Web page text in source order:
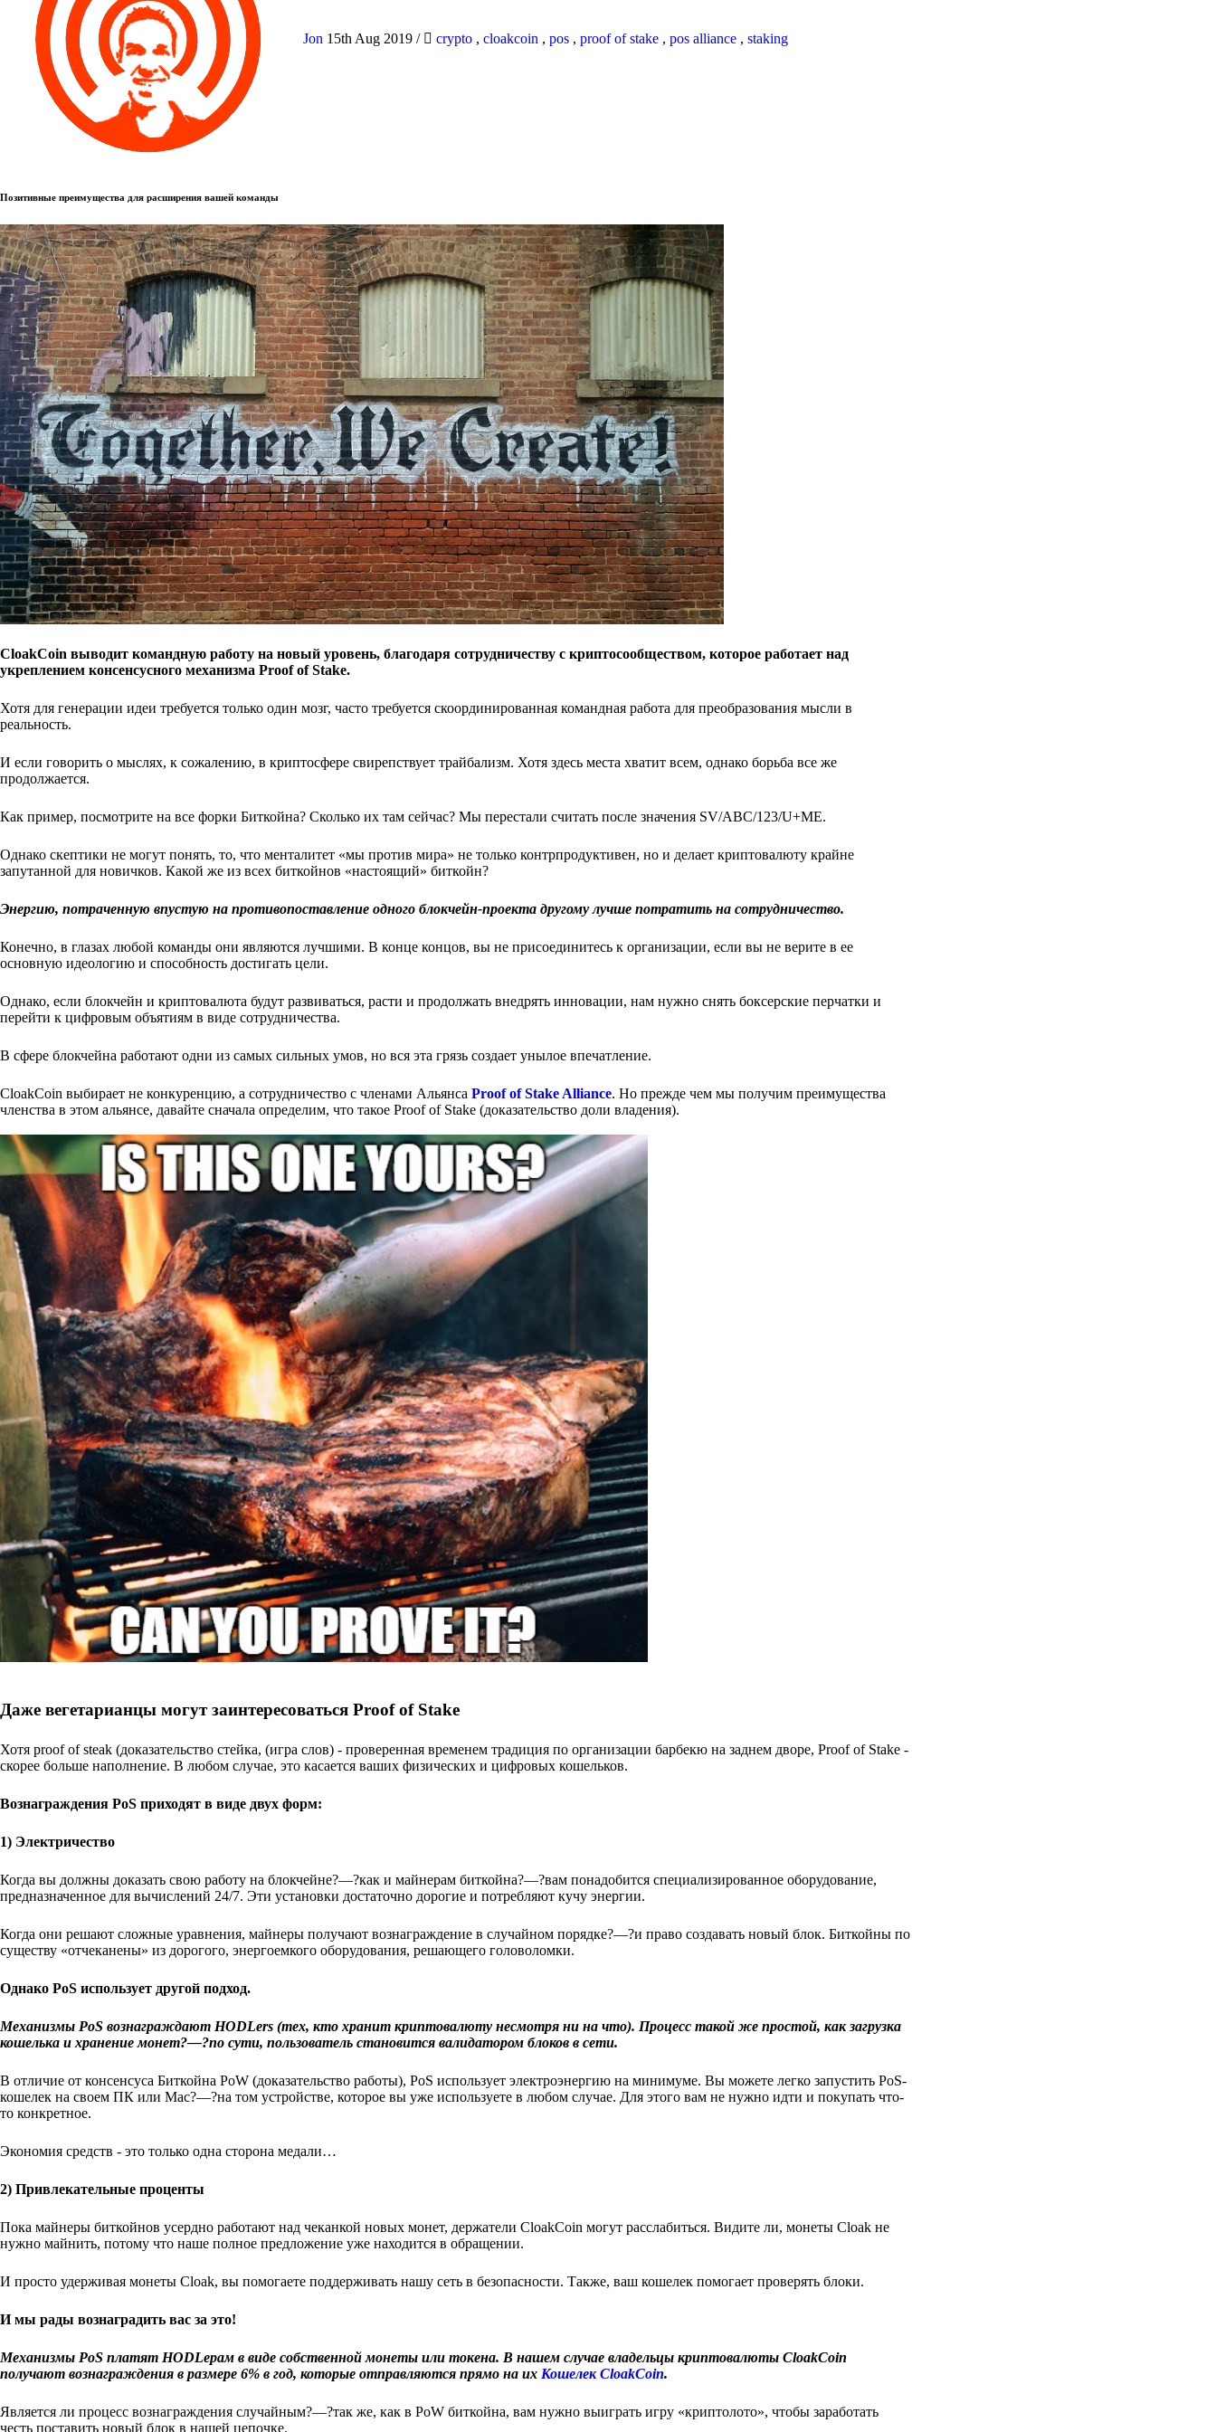
Jon 15th Aug 2019 / crypto , cloakcoin , pos , proof of stake , pos alliance , staking
Позитивные преимущества для расширения вашей команды
CloakCoin выводит командную работу на новый уровень, благодаря сотрудничеству с криптосообществом, которое работает над
укреплением консенсусного механизма Proof of Stake.
Хотя для генерации идеи требуется только один мозг, часто требуется скоординированная командная работа для преобразования мысли в
реальность.
И если говорить о мыслях, к сожалению, в криптосфере свирепствует трайбализм. Хотя здесь места хватит всем, однако борьба все же
продолжается.
Как пример, посмотрите на все форки Биткойна? Сколько их там сейчас? Мы перестали считать после значения SV/ABC/123/U+ME.
Однако скептики не могут понять, то, что менталитет «мы против мира» не только контрпродуктивен, но и делает криптовалюту крайне
запутанной для новичков. Какой же из всех биткойнов «настоящий» биткойн?
Энергию, потраченную впустую на противопоставление одного блокчейн-проекта другому лучше потратить на сотрудничество.
Конечно, в глазах любой команды они являются лучшими. В конце концов, вы не присоединитесь к организации, если вы не верите в ее
основную идеологию и способность достигать цели.
Однако, если блокчейн и криптовалюта будут развиваться, расти и продолжать внедрять инновации, нам нужно снять боксерские перчатки и
перейти к цифровым объятиям в виде сотрудничества.
В сфере блокчейна работают одни из самых сильных умов, но вся эта грязь создает унылое впечатление.
CloakCoin выбирает не конкуренцию, а сотрудничество с членами Альянса Proof of Stake Alliance. Но прежде чем мы получим преимущества
членства в этом альянсе, давайте сначала определим, что такое Proof of Stake (доказательство доли владения).
Даже вегетарианцы могут заинтересоваться Proof of Stake
Хотя proof of steak (доказательство стейка, (игра слов) - проверенная временем традиция по организации барбекю на заднем дворе, Proof of Stake -
скорее больше наполнение. В любом случае, это касается ваших физических и цифровых кошельков.
Вознаграждения PoS приходят в виде двух форм:
1) Электричество
Когда вы должны доказать свою работу на блокчейне?—?как и майнерам биткойна?—?вам понадобится специализированное оборудование,
предназначенное для вычислений 24/7. Эти установки достаточно дорогие и потребляют кучу энергии.
Когда они решают сложные уравнения, майнеры получают вознаграждение в случайном порядке?—?и право создавать новый блок. Биткойны по
существу «отчеканены» из дорогого, энергоемкого оборудования, решающего головоломки.
Однако PoS использует другой подход.
Механизмы PoS вознаграждают HODLers (тех, кто хранит криптовалюту несмотря ни на что). Процесс такой же простой, как загрузка
кошелька и хранение монет?—?по сути, пользователь становится валидатором блоков в сети.
В отличие от консенсуса Биткойна PoW (доказательство работы), PoS использует электроэнергию на минимуме. Вы можете легко запустить PoS-
кошелек на своем ПК или Mac?—?на том устройстве, которое вы уже используете в любом случае. Для этого вам не нужно идти и покупать что-
то конкретное.
Экономия средств - это только одна сторона медали…
2) Привлекательные проценты
Пока майнеры биткойнов усердно работают над чеканкой новых монет, держатели CloakCoin могут расслабиться. Видите ли, монеты Cloak не
нужно майнить, потому что наше полное предложение уже находится в обращении.
И просто удерживая монеты Cloak, вы помогаете поддерживать нашу сеть в безопасности. Также, ваш кошелек помогает проверять блоки.
И мы рады вознаградить вас за это!
Механизмы PoS платят HODLерам в виде собственной монеты или токена. В нашем случае владельцы криптовалюты CloakCoin
получают вознаграждения в размере 6% в год, которые отправляются прямо на их Кошелек CloakCoin.
Является ли процесс вознаграждения случайным?—?так же, как в PoW биткойна, вам нужно выиграть игру «криптолото», чтобы заработать
честь поставить новый блок в нашей цепочке.